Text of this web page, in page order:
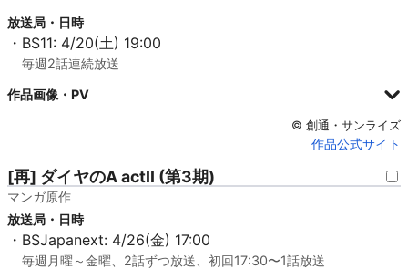
放送局・日時
・BS11: 4/20(土) 19:00
毎週2話連続放送
作品画像・PV
© 創通・サンライズ
作品公式サイト
[再] ダイヤのA actII (第3期)
マンガ原作
放送局・日時
・BSJapanext: 4/26(金) 17:00
毎週月曜～金曜、2話ずつ放送、初回17:30〜1話放送